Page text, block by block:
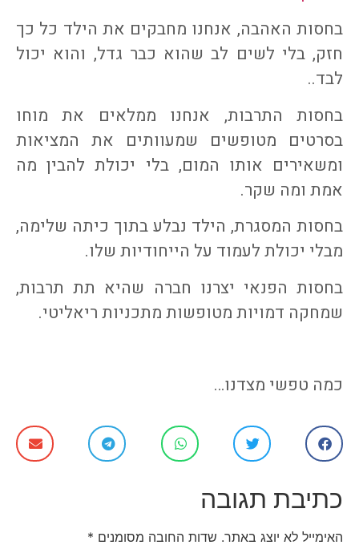
בחסות האהבה, אנחנו מחבקים את הילד כל כך
חזק, בלי לשים לב שהוא כבר גדל, והוא יכול
לבד..
בחסות התרבות, אנחנו ממלאים את מוחו
בסרטים מטופשים שמעוותים את המציאות
ומשאירים אותו המום, בלי יכולת להבין מה
אמת ומה שקר.
בחסות המסגרת, הילד נבלע בתוך כיתה שלימה,
מבלי יכולת לעמוד על הייחודיות שלו.
בחסות הפנאי יצרנו חברה שהיא תת תרבות,
שמחקה דמויות מטופשות מתכניות ריאליטי.
כמה טפשי מצדנו…
כתיבת תגובה
האימייל לא יוצג באתר. שדות החובה מסומנים *